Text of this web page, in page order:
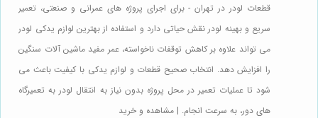
قطعات لودر در تهران - برای اجرای پروژه های عمرانی و صنعتی، تعمیر
سریع و بهینه لودر نقش حیاتی دارد و استفاده از بهترین لوازم یدکی لودر
می تواند علاوه بر کاهش توقفات ناخواسته، عمر مفید ماشین آلات سنگین
را افزایش دهد. انتخاب صحیح قطعات و لوازم یدکی با کیفیت باعث می
شود تا عملیات تعمیر در محل پروژه بدون نیاز به انتقال لودر به تعمیرگاه
های دور، به سرعت انجام. | مشاهده و خرید